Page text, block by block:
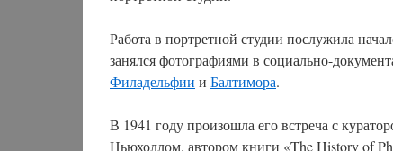
Работа в портретной студии послужила
занялся фотографиями в социально-
Филадельфии и Балтимора.
В 1941 году произошла его встреча с
Ньюхоллом, автором книги «The History of